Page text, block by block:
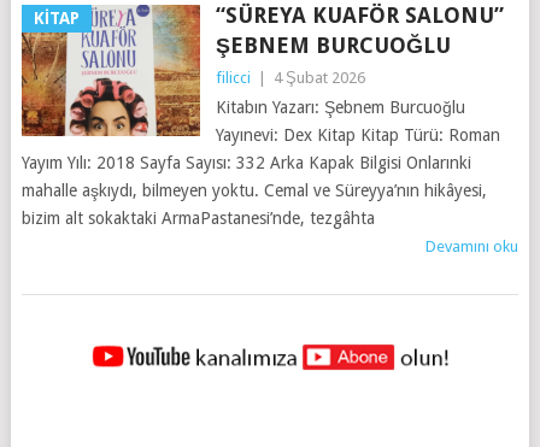
KITAP
“SÜREYA KUAFÖR SALONU”
ŞEBNEM BURCUOĞLU
filicci 4 Şubat 2026
Kitabın Yazarı: Şebnem Burcuoğlu
Yayınevi: Dex Kitap Kitap Türü: Roman
Yayım Yılı: 2018 Sayfa Sayısı: 332 Arka Kapak Bilgisi Onlarınki
mahalle aşkıydı, bilmeyen yoktu. Cemal ve Süreyya’nın hikâyesi,
bizim alt sokaktaki ArmaPastanesi’nde, tezgâhta
Devamını oku
YAZILAR